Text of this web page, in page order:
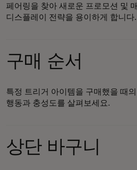
페어링을 찾아 새로운 프로모션 및
디스플레이 전략을 용이하게 합니다.
구매 순서
특정 트리거 아이템을 구매했을 때
행동과 충성도를 살펴보세요.
상단 바구니